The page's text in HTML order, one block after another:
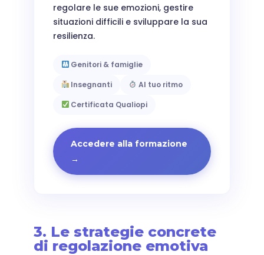
regolare le sue emozioni, gestire
situazioni difficili e sviluppare la sua
resilienza.
Genitori & famiglie
Insegnanti
Al tuo ritmo
Certificata Qualiopi
Accedere alla formazione
→
3. Le strategie concrete
di regolazione emotiva